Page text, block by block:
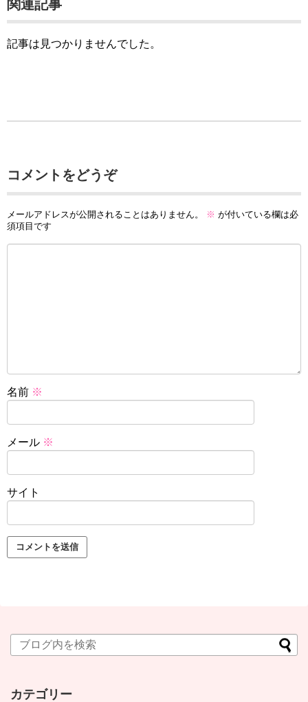
関連記事
記事は見つかりませんでした。
コメントをどうぞ
メールアドレスが公開されることはありません。 ※ が付いている欄は必
須項目です
名前 ※
メール ※
サイト
カテゴリー